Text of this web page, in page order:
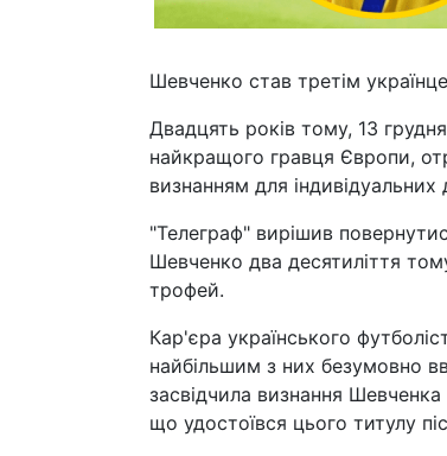
Шевченко став третім
Двадцять років тому, 13
найкращого гравця Європи,
визнанням для індивідуальних
"Телеграф" вирішив
Шевченко два десятиліття
трофей.
Кар'єра українського
найбільшим з них безумовно
засвідчила визнання
що удостоївся цього титулу